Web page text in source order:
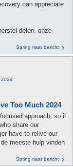
can appreciate
delen, onze
Spring naar bericht
2024
Too Much 2024
approach, so it
share our
have to relive our
meeste hulp vinden
Spring naar bericht